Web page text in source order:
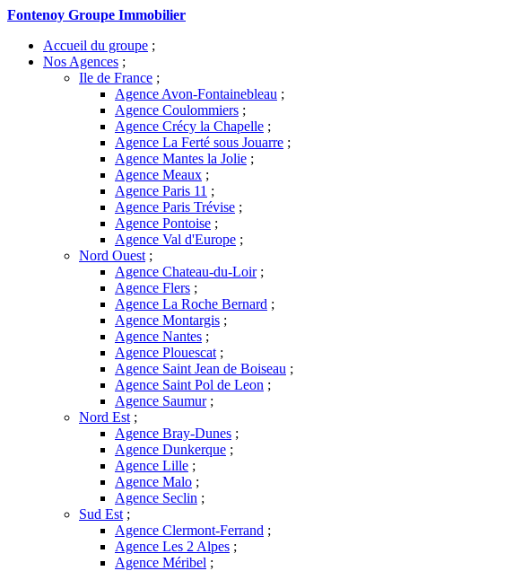
Fontenoy Groupe Immobilier
Accueil du groupe ;
Nos Agences ;
Ile de France ;
Agence Avon-Fontainebleau ;
Agence Coulommiers ;
Agence Crécy la Chapelle ;
Agence La Ferté sous Jouarre ;
Agence Mantes la Jolie ;
Agence Meaux ;
Agence Paris 11 ;
Agence Paris Trévise ;
Agence Pontoise ;
Agence Val d'Europe ;
Nord Ouest ;
Agence Chateau-du-Loir;
Agence Flers ;
Agence La Roche Bernard ;
Agence Montargis ;
Agence Nantes ;
Agence Plouescat ;
Agence Saint Jean de Boiseau ;
Agence Saint Pol de Leon ;
Agence Saumur;
Nord Est ;
Agence Bray-Dunes ;
Agence Dunkerque ;
Agence Lille ;
Agence Malo ;
Agence Seclin ;
Sud Est ;
Agence Clermont-Ferrand ;
Agence Les 2 Alpes ;
Agence Méribel ;